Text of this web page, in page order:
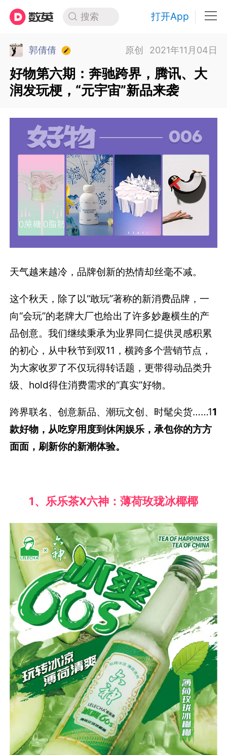
搜索 打开App
郭倩倩 原创 2021年11月04日
好物第六期：奔驰跨界，腾讯、大
润发玩梗，“元宇宙”新品来袭
天气越来越冷，品牌创新的热情却丝毫不减。
这个秋天，除了以“敢玩”著称的新消费品牌，一
向“会玩”的老牌大厂也给出了许多妙趣横生的产
品创意。我们继续秉承为业界同仁提供灵感积累
的初心，从中秋节到双11，横跨多个营销节点，
为大家收罗了不仅玩得转话题，更带得动品类升
级、hold得住消费需求的“真实”好物。
跨界联名、创意新品、潮玩文创、时髦尖货……11
款好物，从吃穿用度到休闲娱乐，承包你的方方
面面，刷新你的新潮体验。
1、乐乐茶X六神：薄荷玫珑冰椰椰